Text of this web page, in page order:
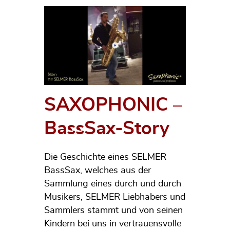
SAXOPHONIC –
BassSax-Story
Die Geschichte eines SELMER
BassSax, welches aus der
Sammlung eines durch und durch
Musikers, SELMER Liebhabers und
Sammlers stammt und von seinen
Kindern bei uns in vertrauensvolle